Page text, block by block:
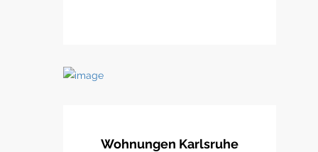
Wohnungen Karlsruhe